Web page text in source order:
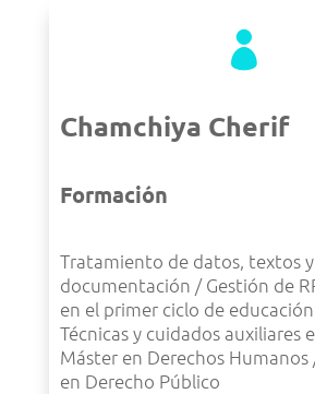

Chamchiya Cherif
Formación
Tratamiento de datos, textos y
documentación / Gestión de
en el primer ciclo de
Técnicas y cuidados auxiliares
Máster en Derechos
en Derecho Público